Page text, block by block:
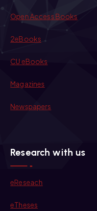
Open Access Books
2eBooks
CU eBooks
Magazines
Newspapers
Research with us
eReseach
eTheses